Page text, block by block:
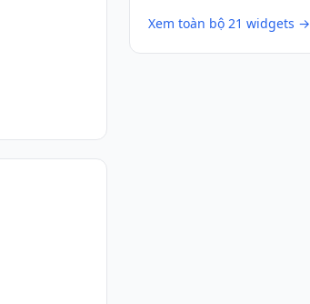
Xem toàn bộ 21 widgets →